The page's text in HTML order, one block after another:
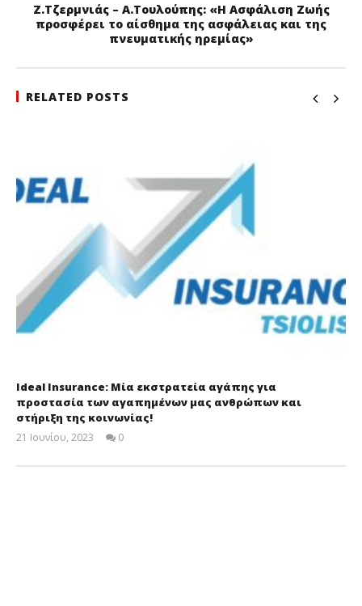
Ζ.Τζερμνιάς – Α.Τουλούπης: «Η Ασφάλιση Ζωής
προσφέρει το αίσθημα της ασφάλειας και της
πνευματικής ηρεμίας»
RELATED POSTS
Ideal Insurance: Μία εκστρατεία αγάπης για
προστασία των αγαπημένων μας ανθρώπων και
στήριξη της κοινωνίας!
21 Ιουνίου, 2023
Insurance
0